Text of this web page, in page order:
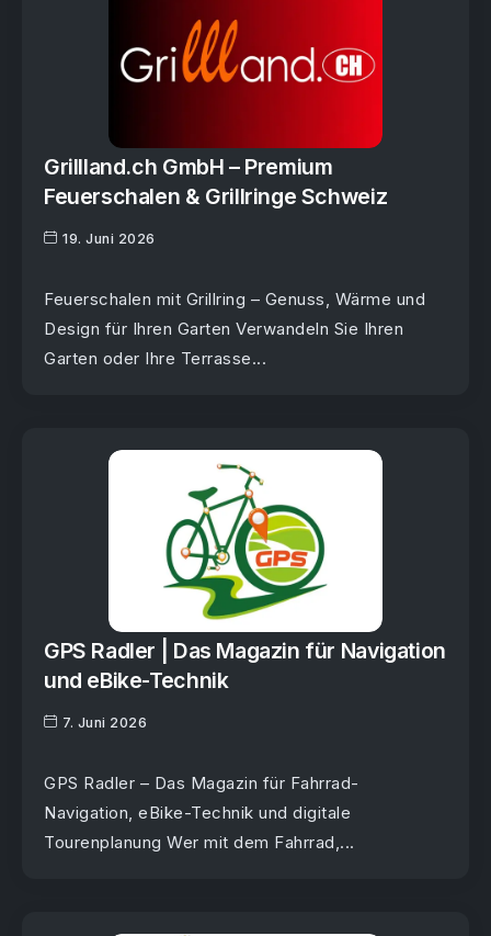
Grillland.ch GmbH – Premium
Feuerschalen & Grillringe Schweiz
19. Juni 2026
Feuerschalen mit Grillring – Genuss, Wärme und
Design für Ihren Garten Verwandeln Sie Ihren
Garten oder Ihre Terrasse...
GPS Radler | Das Magazin für Navigation
und eBike-Technik
7. Juni 2026
GPS Radler – Das Magazin für Fahrrad-
Navigation, eBike-Technik und digitale
Tourenplanung Wer mit dem Fahrrad,...